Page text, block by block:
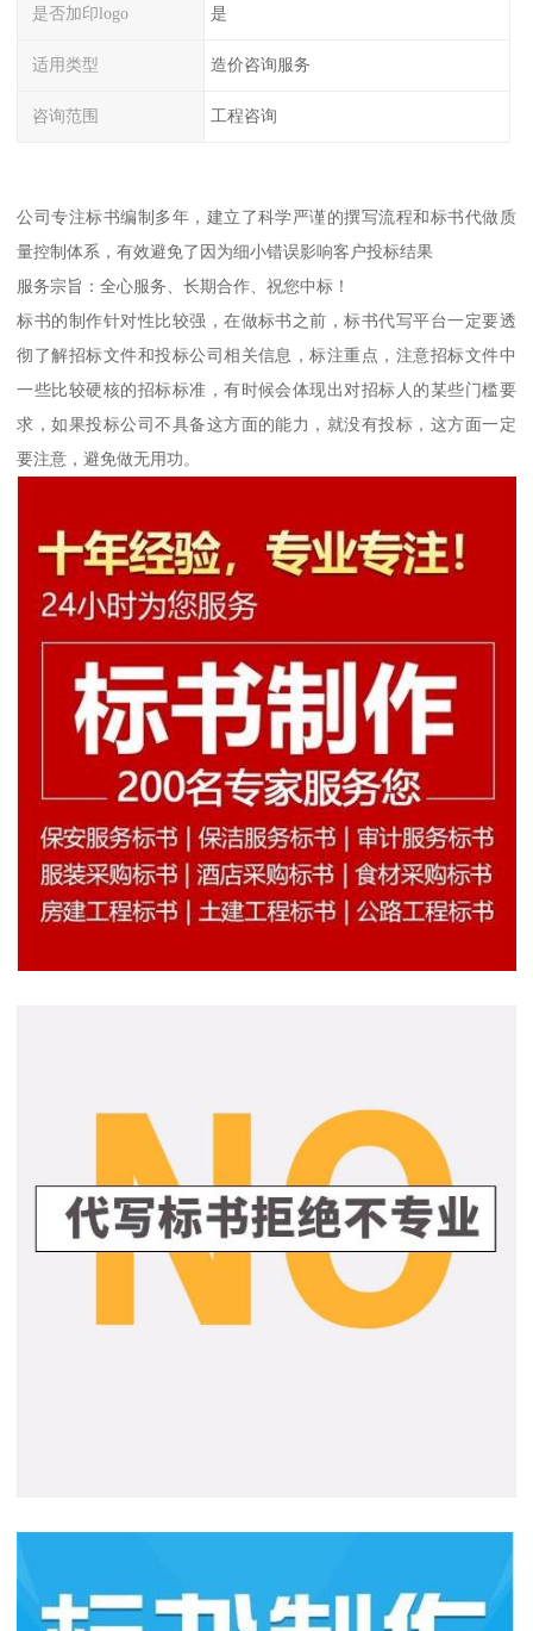
是否加印logo 是
适用类型 造价咨询服务
咨询范围 工程咨询
公司专注标书编制多年，建立了科学严谨的撰写流程和标书代做质
量控制体系，有效避免了因为细小错误影响客户投标结果
服务宗旨：全心服务、长期合作、祝您中标！
标书的制作针对性比较强，在做标书之前，标书代写平台一定要透
彻了解招标文件和投标公司相关信息，标注重点，注意招标文件中
一些比较硬核的招标标准，有时候会体现出对招标人的某些门槛要
求，如果投标公司不具备这方面的能力，就没有投标，这方面一定
要注意，避免做无用功。